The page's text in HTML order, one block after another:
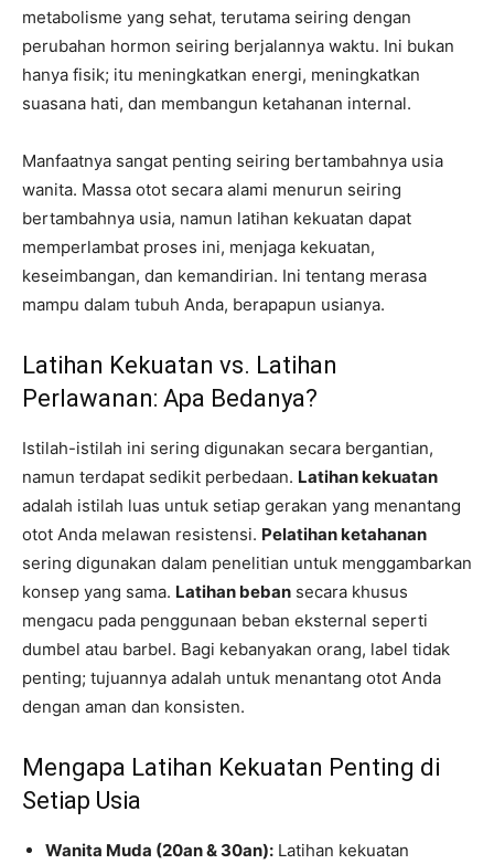
metabolisme yang sehat, terutama seiring dengan
perubahan hormon seiring berjalannya waktu. Ini bukan
hanya fisik; itu meningkatkan energi, meningkatkan
suasana hati, dan membangun ketahanan internal.
Manfaatnya sangat penting seiring bertambahnya usia
wanita. Massa otot secara alami menurun seiring
bertambahnya usia, namun latihan kekuatan dapat
memperlambat proses ini, menjaga kekuatan,
keseimbangan, dan kemandirian. Ini tentang merasa
mampu dalam tubuh Anda, berapapun usianya.
Latihan Kekuatan vs. Latihan
Perlawanan: Apa Bedanya?
Istilah-istilah ini sering digunakan secara bergantian,
namun terdapat sedikit perbedaan. Latihan kekuatan
adalah istilah luas untuk setiap gerakan yang menantang
otot Anda melawan resistensi. Pelatihan ketahanan
sering digunakan dalam penelitian untuk menggambarkan
konsep yang sama. Latihan beban secara khusus
mengacu pada penggunaan beban eksternal seperti
dumbel atau barbel. Bagi kebanyakan orang, label tidak
penting; tujuannya adalah untuk menantang otot Anda
dengan aman dan konsisten.
Mengapa Latihan Kekuatan Penting di
Setiap Usia
Wanita Muda (20an & 30an): Latihan kekuatan